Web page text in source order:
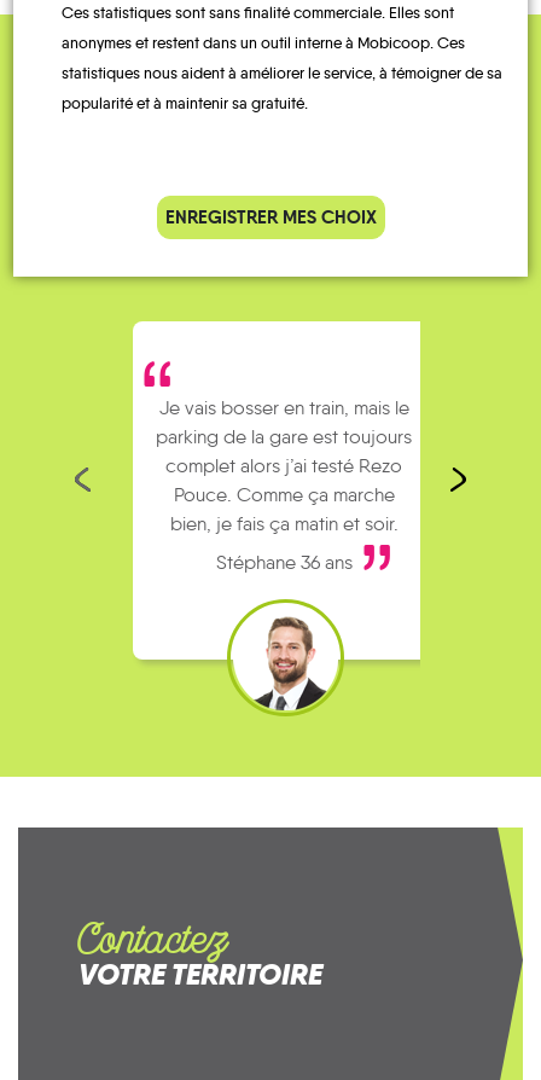
QUELQUES
Je vais bosser en train, mais le
parking de la gare est toujours
complet alors j’ai testé Rezo
Pouce. Comme ça marche
bien, je fais ça matin et soir.
Stéphane 36 ans
Contactez
VOTRE TERRITOIRE
Ces statistiques sont sans finalité commerciale. Elles sont
anonymes et restent dans un outil interne à Mobicoop. Ces
statistiques nous aident à améliorer le service, à témoigner de sa
popularité et à maintenir sa gratuité.
ENREGISTRER MES CHOIX